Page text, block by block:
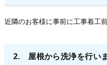
近隣のお客様に事前に工事着工
2. 屋根から洗浄を行い